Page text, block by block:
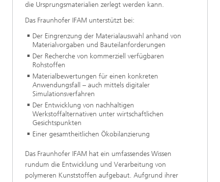
die Ursprungsmaterialien zerlegt werden kann.
Das Fraunhofer IFAM unterstützt bei:
Der Eingrenzung der Materialauswahl anhand von
Materialvorgaben und Bauteilanforderungen
Der Recherche von kommerziell verfügbaren
Rohstoffen
Materialbewertungen für einen konkreten
Anwendungsfall – auch mittels digitaler
Simulationsverfahren
Der Entwicklung von nachhaltigen
Werkstoffalternativen unter wirtschaftlichen
Gesichtspunkten
Einer gesamtheitlichen Ökobilanzierung
Das Fraunhofer IFAM hat ein umfassendes Wissen
rundum die Entwicklung und Verarbeitung von
polymeren Kunststoffen aufgebaut. Aufgrund ihrer